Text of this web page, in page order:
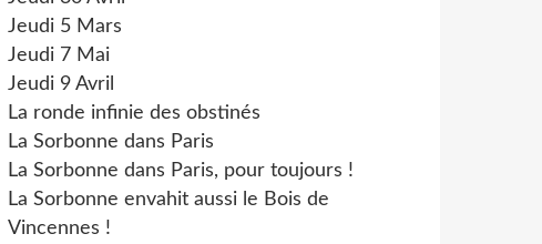
Jeudi 5 Mars
Jeudi 7 Mai
Jeudi 9 Avril
La ronde infinie des obstinés
La Sorbonne dans Paris
La Sorbonne dans Paris, pour toujours !
La Sorbonne envahit aussi le Bois de
Vincennes !